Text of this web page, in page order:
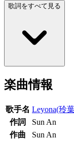
歌詞をすべて見る
楽曲情報
歌手名 Leyona(玲
作詞
Sun An
作曲
Sun An